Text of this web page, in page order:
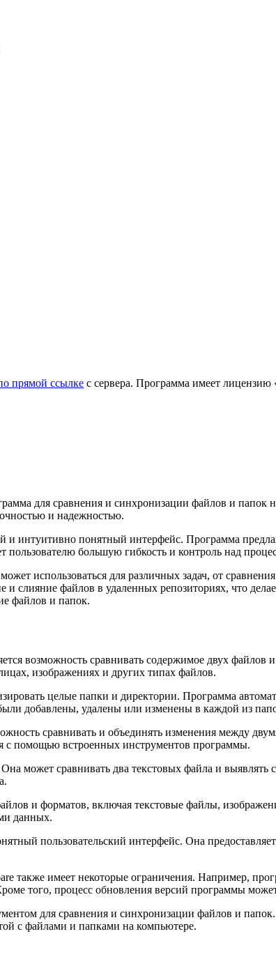
прямой ссылке с сервера. Программа имеет лицензию
для сравнения и синхронизации файлов и папок
и надежностью.
и интуитивно понятный интерфейс. Программа
большую гибкость и контроль над
использоваться для различных задач, от
слияние файлов в удаленных репозиториях, что
файлов и папок.
возможность сравнивать содержимое двух файлов
изображениях и других типах файлов.
целые папки и директории. Программа
добавлены, удалены или изменены в каждой из
сравнивать и объединять изменения между
с помощью встроенных инструментов программы.
может сравнивать два текстовых файла и выявлять
и форматов, включая текстовые файлы,
данных.
пользовательский интерфейс. Она
также имеет некоторые ограничения. Например,
того, процесс обновления версий программы
для сравнения и синхронизации файлов и
с файлами и папками на компьютере.